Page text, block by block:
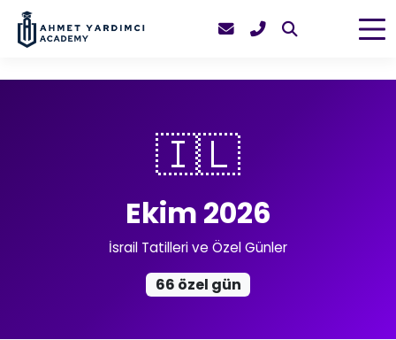
🇮🇱
Ekim 2026
İsrail Tatilleri ve Özel Günler
66 özel gün